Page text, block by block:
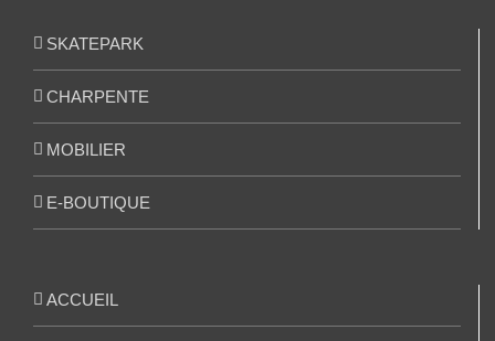
SKATEPARK
CHARPENTE
MOBILIER
E-BOUTIQUE
ACCUEIL